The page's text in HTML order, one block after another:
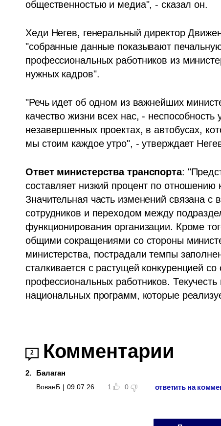
общественностью и медиа", - сказал он.
Хеди Негев, генеральный директор
"собранные данные показывают
профессиональных работников из
нужных кадров".
"Речь идет об одном из важнейших
качество жизни всех нас, -
незавершенных проектах, в автобусах,
мы стоим каждое утро", - утверждает
Ответ министерства транспорта:
составляет низкий процент по
Значительная часть изменений связана
сотрудников и переходом между
функционирования организации. Кроме
общими сокращениями со стороны
министерства, пострадали темпы
сталкивается с растущей конкуренцией со
профессиональных работников.
национальных программ, которые
2 Комментарии
2. Балаган
ВованБ | 09.07.26 1 0 ответить на